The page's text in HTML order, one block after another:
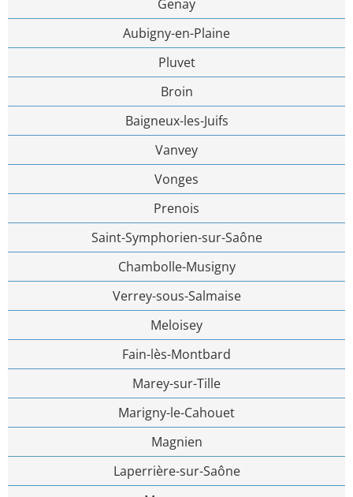
Genay
Aubigny-en-Plaine
Pluvet
Broin
Baigneux-les-Juifs
Vanvey
Vonges
Prenois
Saint-Symphorien-sur-Saône
Chambolle-Musigny
Verrey-sous-Salmaise
Meloisey
Fain-lès-Montbard
Marey-sur-Tille
Marigny-le-Cahouet
Magnien
Laperrière-sur-Saône